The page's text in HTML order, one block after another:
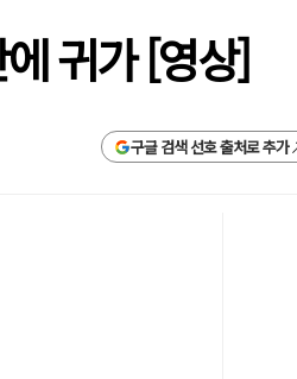
귀가 [영상]
구글 검색 선호 출처로 추가